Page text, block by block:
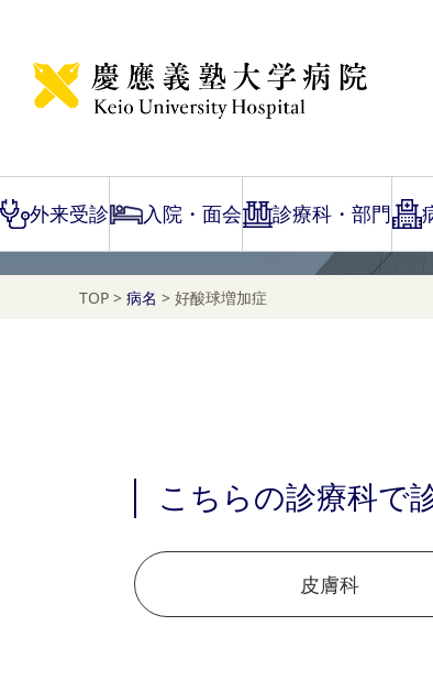
外来受診 入院・面会 診療科・部門
Disease Name Search
TOP > 病名 > 好酸球増加症
こちらの診療科で
皮膚科